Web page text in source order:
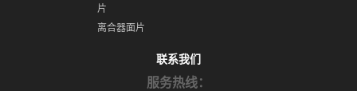
片
离合器面片
联系我们
服务热线：